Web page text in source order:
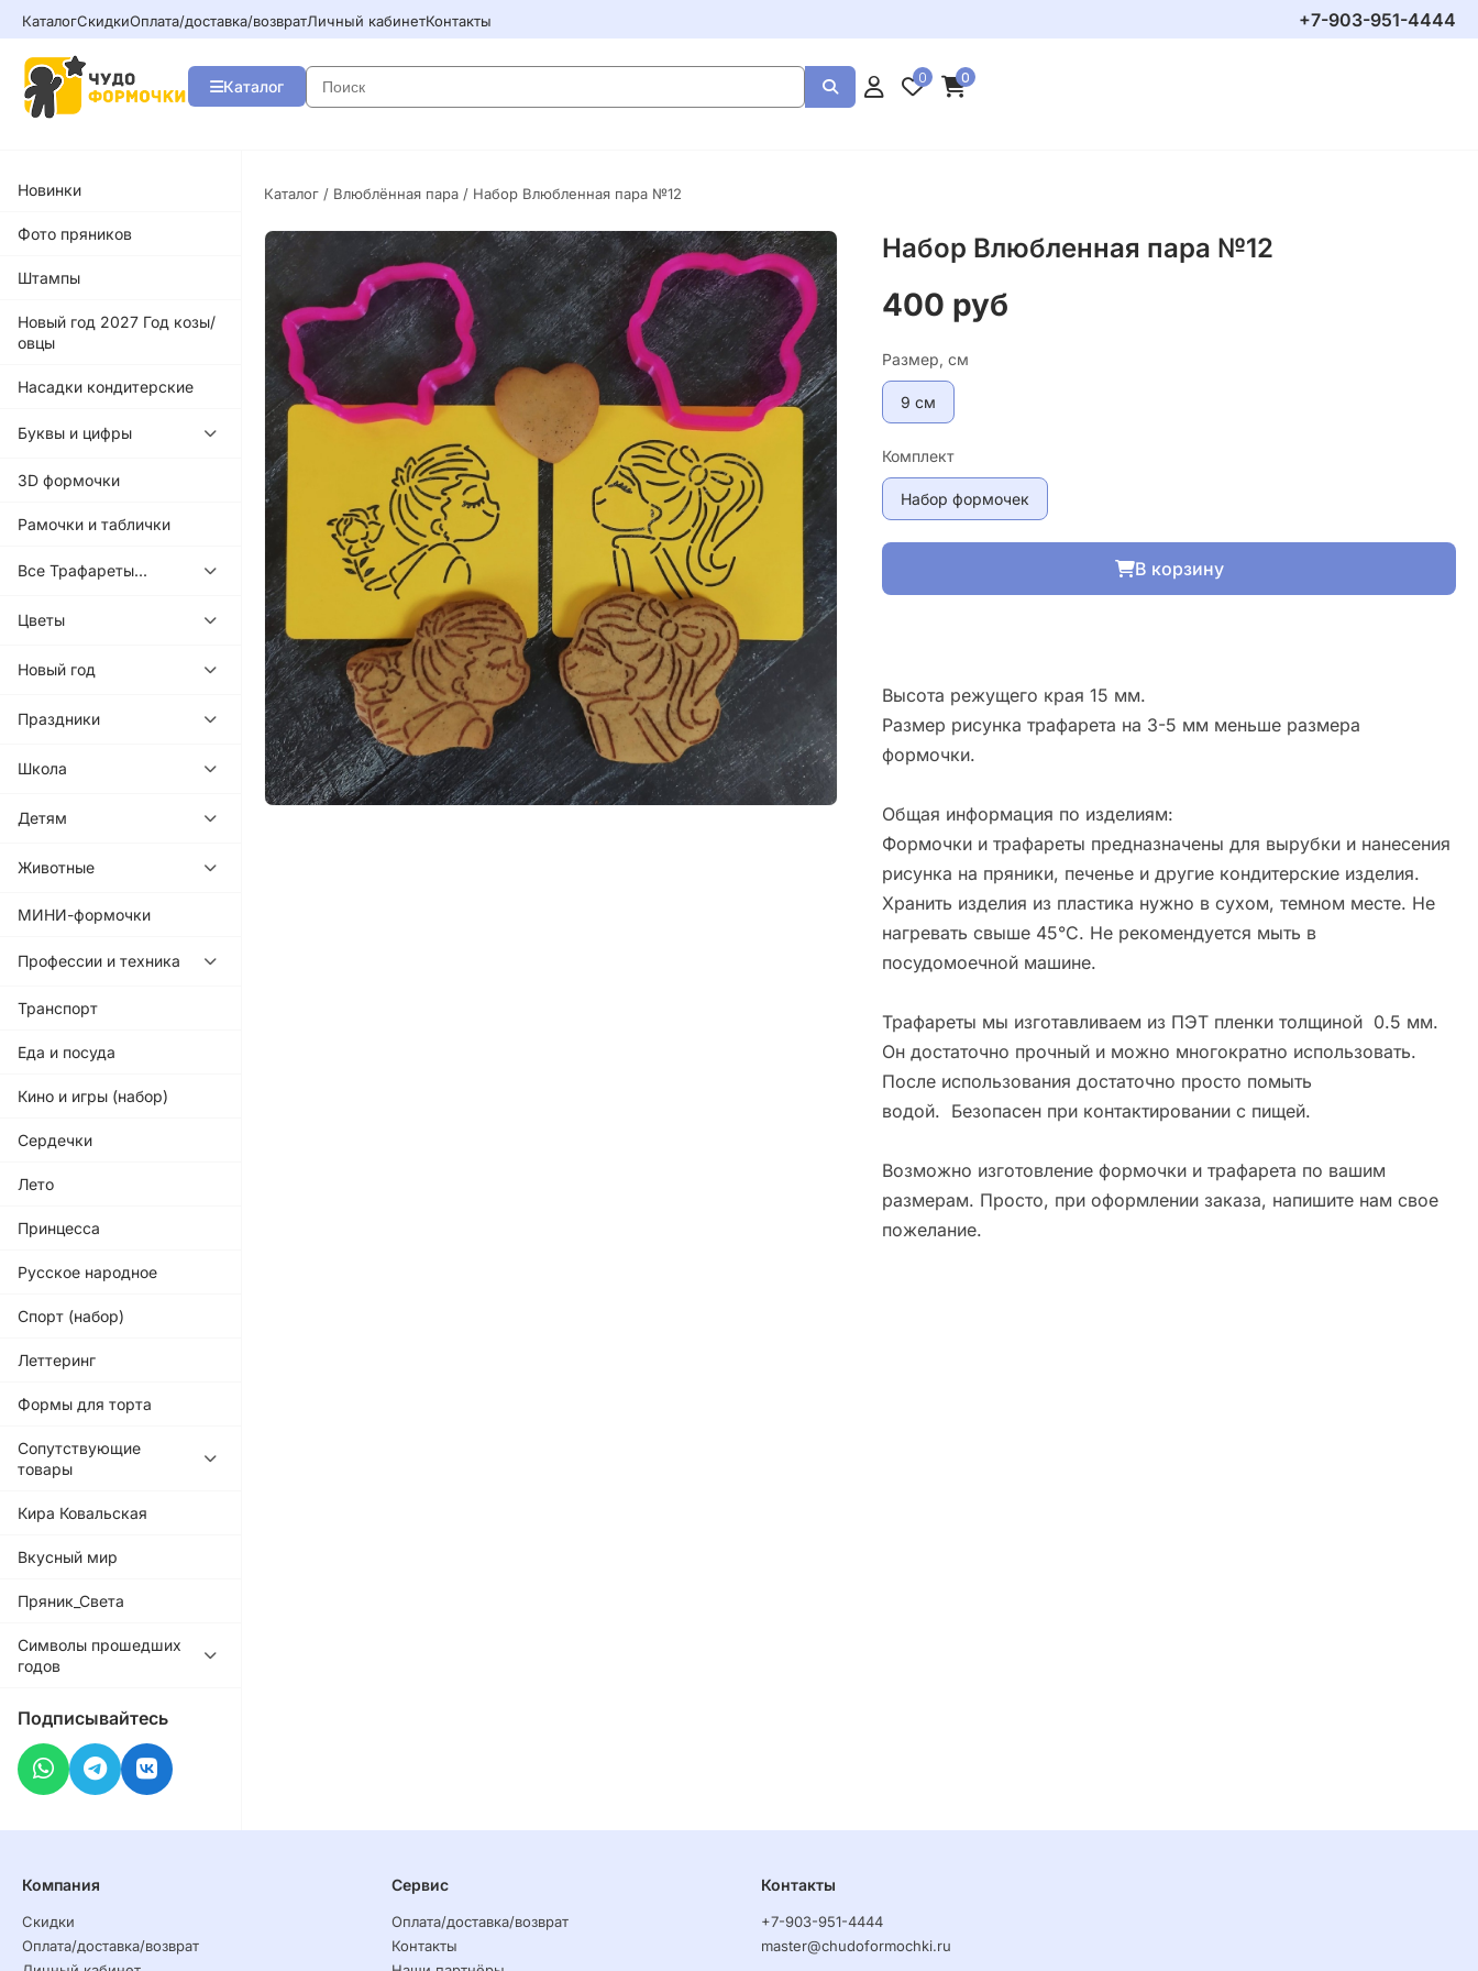
КаталогСкидкиОплата/доставка/возвратЛичный кабинетКонтакты +7-903-951-4444
Каталог
0 0
Новинки
Фото пряников
Штампы
Новый год 2027 Год козы/
овцы
Насадки кондитерские
Буквы и цифры
3D формочки
Рамочки и таблички
Все Трафареты...
Цветы
Новый год
Праздники
Школа
Детям
Животные
МИНИ-формочки
Профессии и техника
Транспорт
Еда и посуда
Кино и игры (набор)
Сердечки
Лето
Принцесса
Русское народное
Спорт (набор)
Леттеринг
Формы для торта
Сопутствующие
товары
Кира Ковальская
Вкусный мир
Пряник_Света
Символы прошедших
годов
Подписывайтесь
Каталог / Влюблённая пара / Набор Влюбленная пара №12
Набор Влюбленная пара №12
400 руб
Размер, см
9 см
Комплект
Набор формочек
В корзину
Высота режущего края 15 мм.
Размер рисунка трафарета на 3-5 мм меньше размера
формочки.
Общая информация по изделиям:
Формочки и трафареты предназначены для вырубки и нанесения
рисунка на пряники, печенье и другие кондитерские изделия.
Хранить изделия из пластика нужно в сухом, темном месте. Не
нагревать свыше 45°С. Не рекомендуется мыть в
посудомоечной машине.
Трафареты мы изготавливаем из ПЭТ пленки толщиной 0.5 мм.
Он достаточно прочный и можно многократно использовать.
После использования достаточно просто помыть
водой. Безопасен при контактировании с пищей.
Возможно изготовление формочки и трафарета по вашим
размерам. Просто, при оформлении заказа, напишите нам свое
пожелание.
Компания
Скидки
Оплата/доставка/возврат
Сервис
Оплата/доставка/возврат
Контакты
Контакты
+7-903-951-4444
master@chudoformochki.ru